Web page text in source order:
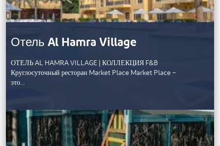
Отель Al Hamra Village
ОТЕЛЬ AL HAMRA VILLAGE | КОЛЛЕКЦИЯ F&B
Круглосуточный ресторан Market Place Market Place –
это…